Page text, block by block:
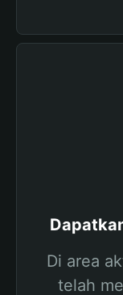
Di area
telah